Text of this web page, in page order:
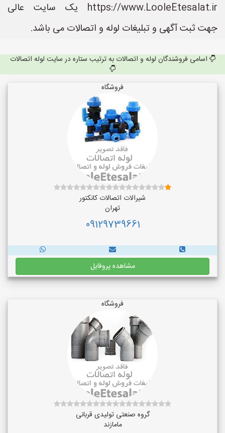
https://www.LooleEtesalat.ir یک سایت عالی
جهت ثبت آگهی و تبلیغات لوله و اتصالات می باشد.
اسامی فروشندگان لوله و اتصالات به ترتیب ستاره در سایت لوله اتصالات
فروشگاه
شیرالات اتصالات کانکتور
تهران
09129739661
مشاهده پروفایل
فروشگاه
گروه صنعتی تولیدی قربانی
مامازند